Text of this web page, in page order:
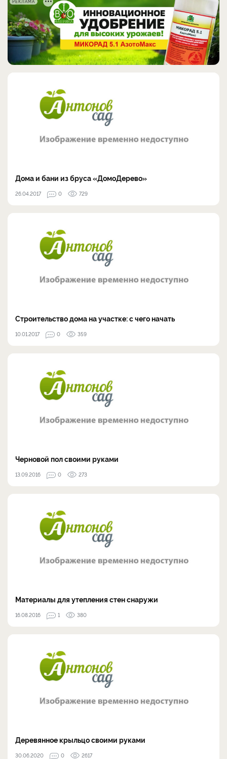
Дома и бани из бруса «ДомоДерево»
26.04.2017 0 729
Строительство дома на участке: с чего начать
10.01.2017 0 359
Черновой пол своими руками
13.09.2016 0 273
Материалы для утепления стен снаружи
16.08.2016 1 380
Деревянное крыльцо своими руками
30.06.2020 0 2617